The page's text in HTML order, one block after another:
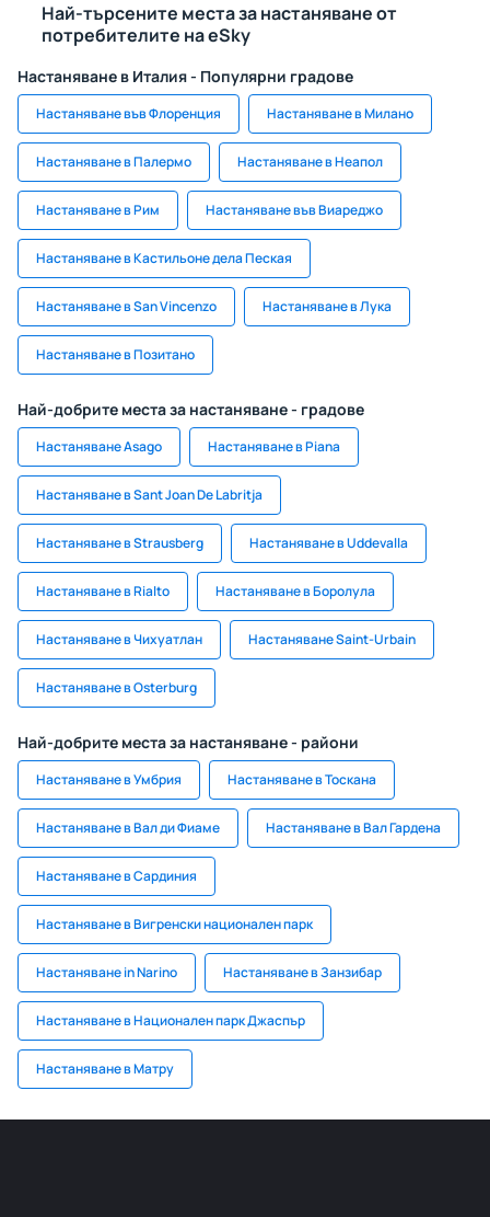
Най-търсените места за настаняване от
потребителите на eSky
Настаняване в Италия - Популярни градове
Настаняване във Флоренция Настаняване в Милано
Настаняване в Палермо Настаняване в Неапол
Настаняване в Рим Настаняване във Виареджо
Настаняване в Кастильоне дела Пеская
Настаняване в San Vincenzo Настаняване в Лука
Настаняване в Позитано
Най-добрите места за настаняване - градове
Настаняване Asago Настаняване в Piana
Настаняване в Sant Joan De Labritja
Настаняване в Strausberg Настаняване в Uddevalla
Настаняване в Rialto Настаняване в Боролула
Настаняване в Чихуатлан Настаняване Saint-Urbain
Настаняване в Osterburg
Най-добрите места за настаняване - райони
Настаняване в Умбрия Настаняване в Тоскана
Настаняване в Вал ди Фиаме Настаняване в Вал Гардена
Настаняване в Сардиния
Настаняване в Вигренски национален парк
Настаняване in Narino Настаняване в Занзибар
Настаняване в Национален парк Джаспър
Настаняване в Матру